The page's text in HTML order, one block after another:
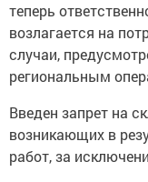
теперь
возлагается на
случаи,
региональным
Введен запрет на
возникающих в
работ, за